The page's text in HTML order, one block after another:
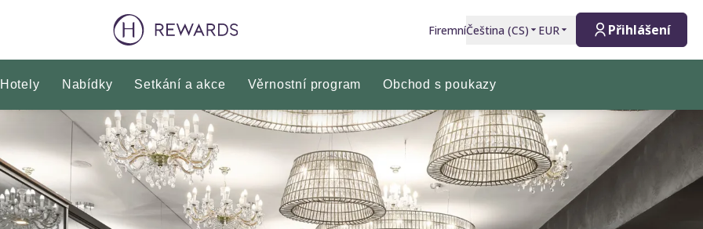
FiremníČeština (CS) EUR Přihlášení
Hotely Nabídky Setkání a akce Věrnostní program Obchod s poukazy